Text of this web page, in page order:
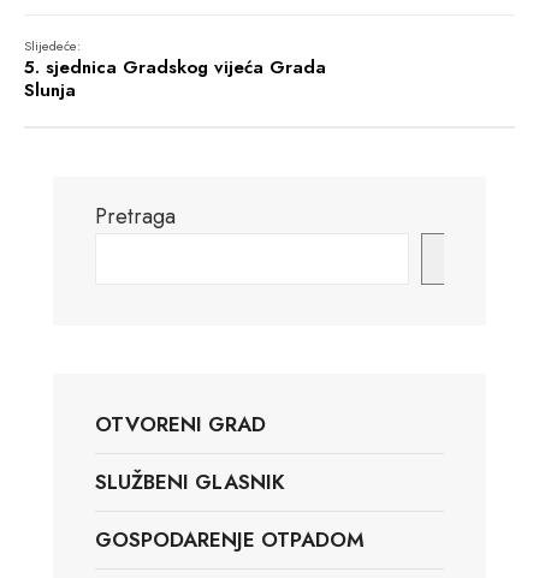
Slijedeće:
5. sjednica Gradskog vijeća Grada
Slunja
Pretraga
OTVORENI GRAD
SLUŽBENI GLASNIK
GOSPODARENJE OTPADOM